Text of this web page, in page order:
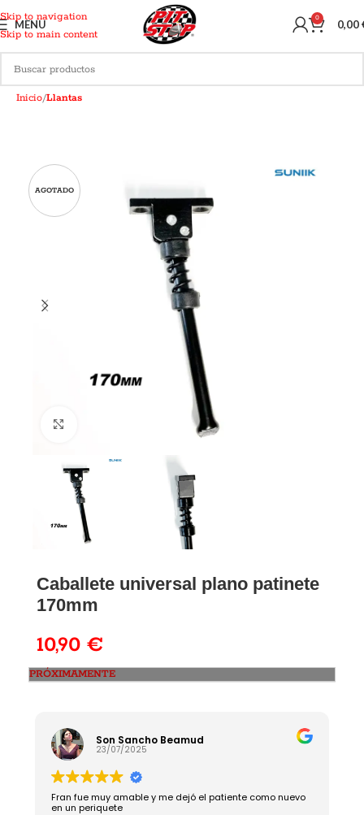
Skip to navigation
Skip to main content
MENU 0 0,00
Inicio Llantas
AGOTADO
Caballete universal plano patinete
170mm
10,90 €
Son Sancho Beamud
23/07/2025
Fran fue muy amable y me dejó el patiente como nuevo
en un periquete
PRÓXIMAMENTE